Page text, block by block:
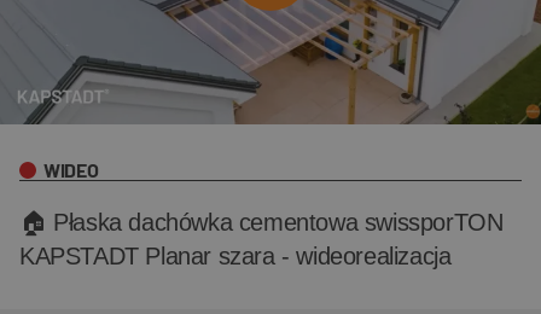
WIDEO
🏠 Płaska dachówka cementowa swissporTON
KAPSTADT Planar szara - wideorealizacja